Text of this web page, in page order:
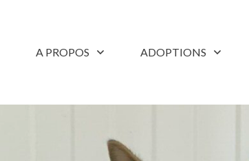
A PROPOS ADOPTIONS